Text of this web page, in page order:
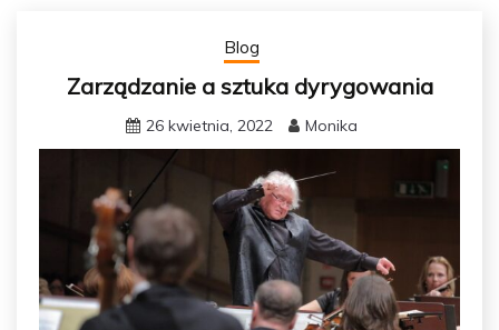
Blog
Zarządzanie a sztuka dyrygowania
26 kwietnia, 2022 Monika